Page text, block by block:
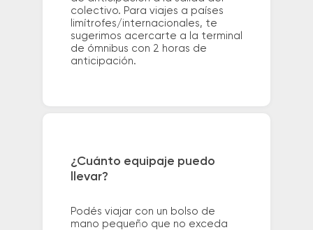
colectivo. Para viajes a países
limítrofes/internacionales, te
sugerimos acercarte a la terminal
de ómnibus con 2 horas de
anticipación.
¿Cuánto equipaje puedo
llevar?
Podés viajar con un bolso de
mano pequeño que no exceda